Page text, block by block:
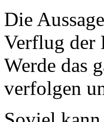
Die
Verflug der
Werde das
verfolgen